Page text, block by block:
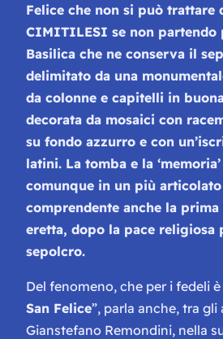
Felice che non si può trattare
CIMITILESI se non partendo
Basilica che ne conserva il
delimitato da una
da colonne e capitelli in
decorata da mosaici con
su fondo azzurro e con
latini. La tomba e la
comunque in un più
comprendente anche la prima
eretta, dopo la pace religiosa
sepolcro.
Del fenomeno, che per i fedeli è
San Felice”, parla anche, tra
Gianstefano Remondini, nella